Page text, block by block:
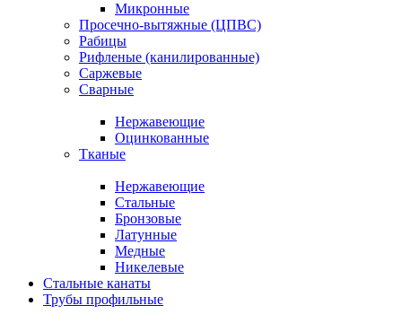
Микронные
Просечно-вытяжные (ЦПВС)
Рабицы
Рифленые (канилированные)
Саржевые
Сварные
Нержавеющие
Оцинкованные
Тканые
Нержавеющие
Стальные
Бронзовые
Латунные
Медные
Никелевые
Стальные канаты
Трубы профильные